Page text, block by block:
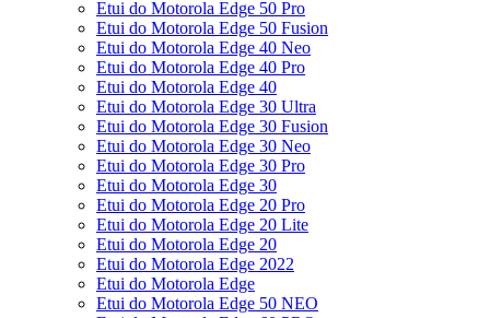
Etui do Motorola Edge 50 Pro
Etui do Motorola Edge 50 Fusion
Etui do Motorola Edge 40 Neo
Etui do Motorola Edge 40 Pro
Etui do Motorola Edge 40
Etui do Motorola Edge 30 Ultra
Etui do Motorola Edge 30 Fusion
Etui do Motorola Edge 30 Neo
Etui do Motorola Edge 30 Pro
Etui do Motorola Edge 30
Etui do Motorola Edge 20 Pro
Etui do Motorola Edge 20 Lite
Etui do Motorola Edge 20
Etui do Motorola Edge 2022
Etui do Motorola Edge
Etui do Motorola Edge 50 NEO